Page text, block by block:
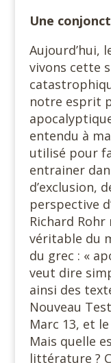
Une
Aujourd’hui,
vivons cette
notre esprit
entendu à
utilisé pour
entrainer
d’exclusion,
perspective
Richard
véritable du
du grec : «
veut dire
ainsi des
Nouveau
Marc 13, et
Mais quelle
littérature ?